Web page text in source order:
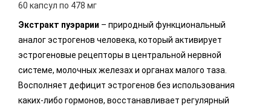
60 капсул по 478 мг
Экстракт пуэрарии – природный функциональный
аналог эстрогенов человека, который активирует
эстрогеновые рецепторы в центральной нервной
системе, молочных железах и органах малого таза.
Восполняет дефицит эстрогенов без использования
каких-либо гормонов, восстанавливает регулярный